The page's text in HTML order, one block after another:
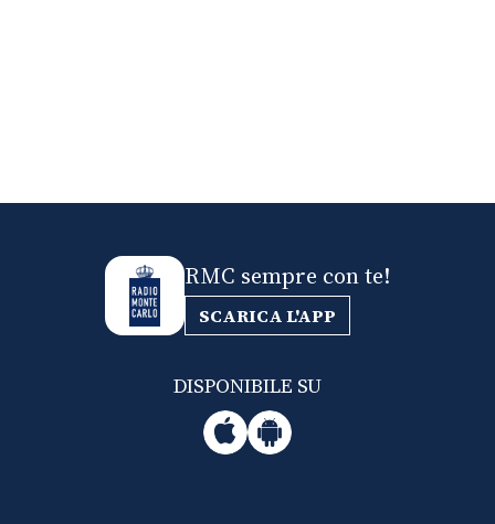
RMC sempre con te!
SCARICA L'APP
DISPONIBILE SU